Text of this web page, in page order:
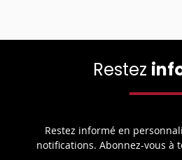
Restez
Restez informé en
notifications. Abonnez-vous à